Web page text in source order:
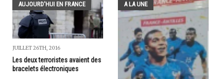
AUJOURD'HUI EN FRANCE
JUILLET 26TH, 2016
Les deux terroristes avaient des
bracelets électroniques
A LA UNE